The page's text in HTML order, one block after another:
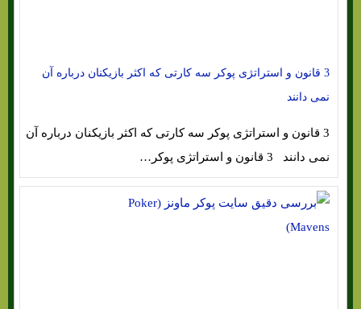
3 قانون و استراتژی پوکر سه کارتی که اکثر بازیکنان درباره آن
نمی دانند
3 قانون و استراتژی پوکر سه کارتی که اکثر بازیکنان درباره آن
نمی دانند 3 قانون و استراتژی پوکر…